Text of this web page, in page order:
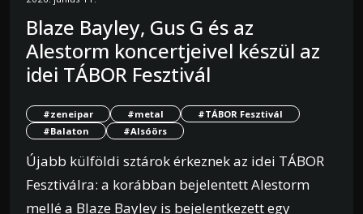
Blaze Bayley, Gus G és az
Alestorm koncertjeivel készül az
idei TÁBOR Fesztivál
#zeneipar #metal
#TÁBOR Fesztivál
#Balaton
#Alsóörs
Újabb külföldi sztárok érkeznek az idei TÁBOR
Fesztiválra: a korábban bejelentett Alestorm
mellé a Blaze Bayley is bejelentkezett egy